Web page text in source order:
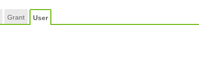
Grant User